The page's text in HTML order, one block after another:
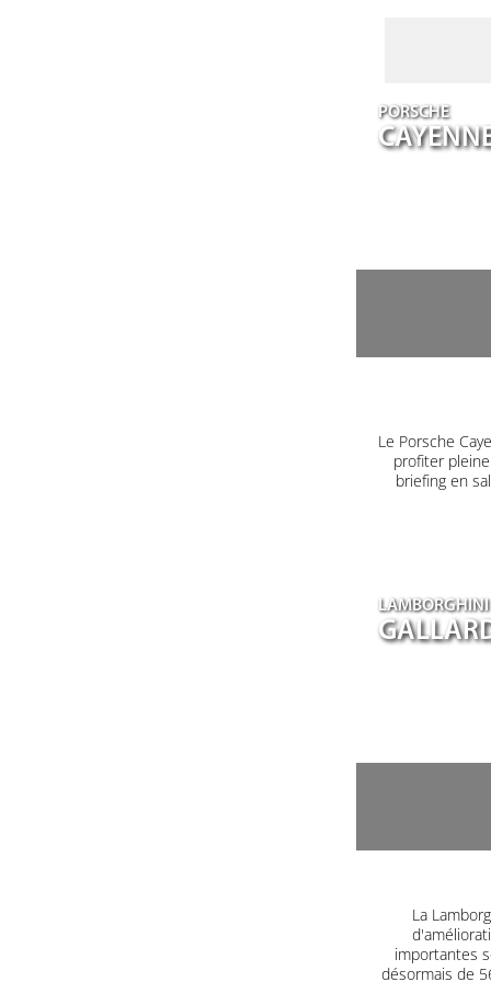
PORSCHE
Le Porsche
profiter
briefing en
LAMBORGHINI
La
importantes
désormais de